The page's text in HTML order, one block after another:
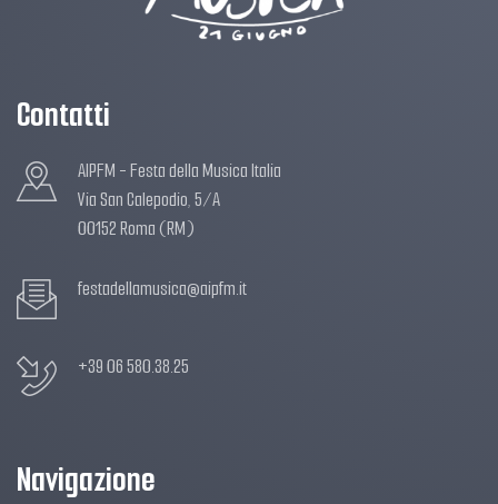
Contatti
AIPFM - Festa della Musica Italia
Via San Calepodio, 5/A
00152 Roma (RM)
festadellamusica@aipfm.it
+39 06 580.38.25
Navigazione